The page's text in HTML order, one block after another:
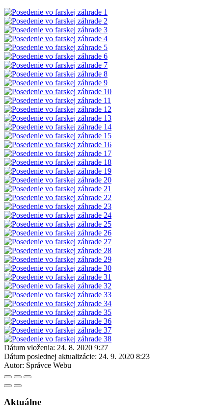
Dátum vloženia: 24. 8. 2020 9:27
Dátum poslednej aktualizácie: 24. 9. 2020 8:23
Autor: Správce Webu
Aktuálne